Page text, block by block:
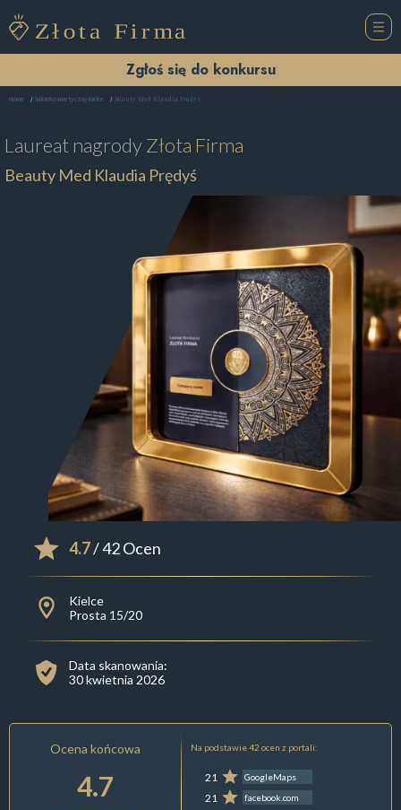
Zgłoś się do konkursu
Home Salon Kosmetyczny Kielce Beauty Med Klaudia Prędyś
Laureat nagrodyZłota Firma
Beauty Med Klaudia Prędyś
4.7/ 42 Ocen
Kielce
Prosta 15/20
Data skanowania:
30 kwietnia 2026
Ocena końcowa
4.7
Na podstawie 42 ocen z portali:
21 GoogleMaps
21 facebook.com